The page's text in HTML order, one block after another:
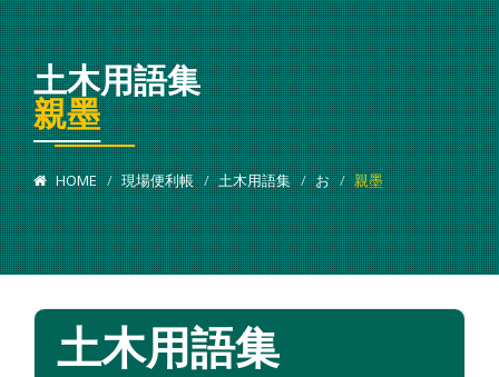
土木用語集
親墨
HOME 現場便利帳 土木用語集 お 親墨
土木用語集